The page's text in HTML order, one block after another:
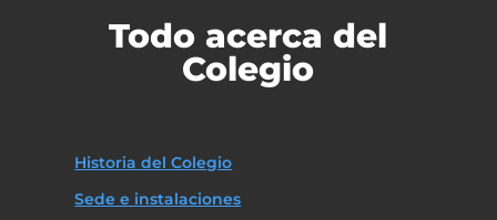
Todo acerca del
Colegio
Historia del Colegio
Sede e instalaciones